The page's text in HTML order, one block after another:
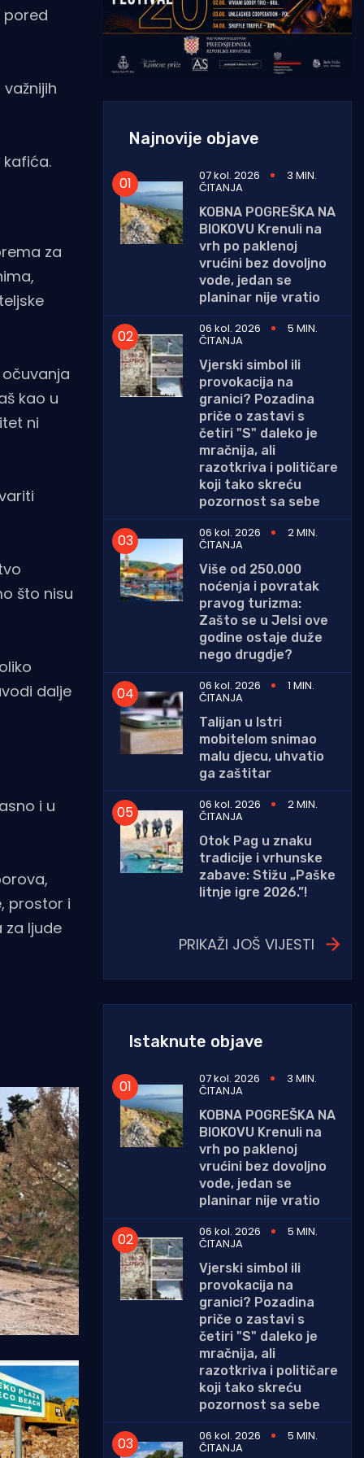
pored
za
kao u
ni
što nisu
dalje
i u
prostor i
za ljude
Najnovije objave
07 kol. 2026 3 MIN.
ČITANJA
KOBNA POGREŠKA NA
BIOKOVU Krenuli na
vrh po paklenoj
vrućini bez dovoljno
vode, jedan se
planinar nije vratio
06 kol. 2026
5 MIN.
ČITANJA
Vjerski simbol ili
provokacija na
granici? Pozadina
priče o zastavi s
četiri "S" daleko je
mračnija, ali
razotkriva i političare
koji tako skreću
pozornost sa sebe
06 kol. 2026
2 MIN.
ČITANJA
Više od 250.000
noćenja i povratak
pravog turizma:
Zašto se u Jelsi ove
godine ostaje duže
nego drugdje?
06 kol. 2026
1 MIN.
ČITANJA
Talijan u Istri
mobitelom snimao
malu djecu, uhvatio
ga zaštitar
06 kol. 2026
2 MIN.
ČITANJA
Otok Pag u znaku
tradicije i vrhunske
zabave: Stižu „Paške
litnje igre 2026.”!
PRIKAŽI JOŠ VIJESTI
Istaknute objave
07 kol. 2026 3 MIN.
ČITANJA
KOBNA POGREŠKA NA
BIOKOVU Krenuli na
vrh po paklenoj
vrućini bez dovoljno
vode, jedan se
planinar nije vratio
06 kol. 2026
5 MIN.
ČITANJA
Vjerski simbol ili
provokacija na
granici? Pozadina
priče o zastavi s
četiri "S" daleko je
mračnija, ali
razotkriva i političare
koji tako skreću
pozornost sa sebe
06 kol. 2026
5 MIN.
ČITANJA